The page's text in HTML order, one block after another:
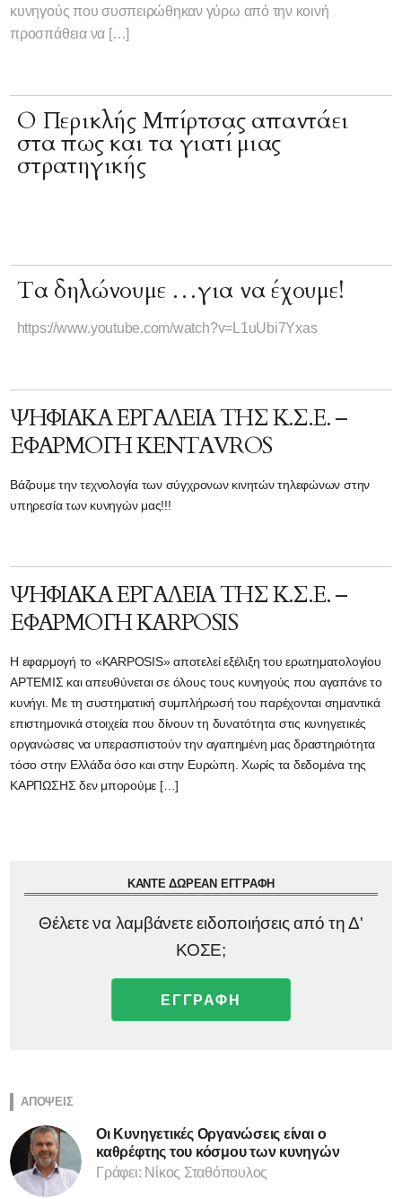
κυνηγούς που συσπειρώθηκαν γύρω από την κοινή
προσπάθεια να […]
Ο Περικλής Μπίρτσας απαντάει
στα πως και τα γιατί μιας
στρατηγικής
Τα δηλώνουμε …για να έχουμε!
https://www.youtube.com/watch?v=L1uUbi7Yxas
ΨΗΦΙΑΚΑ ΕΡΓΑΛΕΙΑ ΤΗΣ Κ.Σ.Ε. –
ΕΦΑΡΜΟΓΗ KENTAVROS
Βάζουμε την τεχνολογία των σύγχρονων κινητών τηλεφώνων στην
υπηρεσία των κυνηγών μας!!!
ΨΗΦΙΑΚΑ ΕΡΓΑΛΕΙΑ ΤΗΣ Κ.Σ.Ε. –
ΕΦΑΡΜΟΓΗ KARPOSIS
Η εφαρμογή το «KARPOSIS» αποτελεί εξέλιξη του ερωτηματολογίου
ΑΡΤΕΜΙΣ και απευθύνεται σε όλους τους κυνηγούς που αγαπάνε το
κυνήγι. Με τη συστηματική συμπλήρωσή του παρέχονται σημαντικά
επιστημονικά στοιχεία που δίνουν τη δυνατότητα στις κυνηγετικές
οργανώσεις να υπερασπιστούν την αγαπημένη μας δραστηριότητα
τόσο στην Ελλάδα όσο και στην Ευρώπη. Χωρίς τα δεδομένα της
ΚΑΡΠΩΣΗΣ δεν μπορούμε […]
ΚΑΝΤΕ ΔΩΡΕΑΝ ΕΓΓΡΑΦΗ
Θέλετε να λαμβάνετε ειδοποιήσεις από τη Δ'
ΚΟΣΕ;
ΕΓΓΡΑΦΗ
ΑΠΟΨΕΙΣ
Οι Κυνηγετικές Οργανώσεις είναι ο
καθρέφτης του κόσμου των κυνηγών
Γράφει: Νίκος Σταθόπουλος